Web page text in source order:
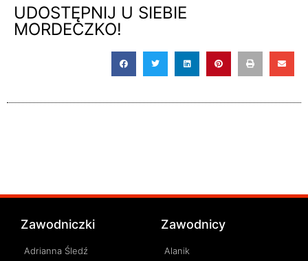
UDOSTĘPNIJ U SIEBIE
MORDECZKO!
Zawodniczki
Adrianna Śledź
Zawodnicy
Alanik